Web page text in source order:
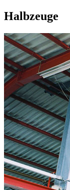
Halbzeuge